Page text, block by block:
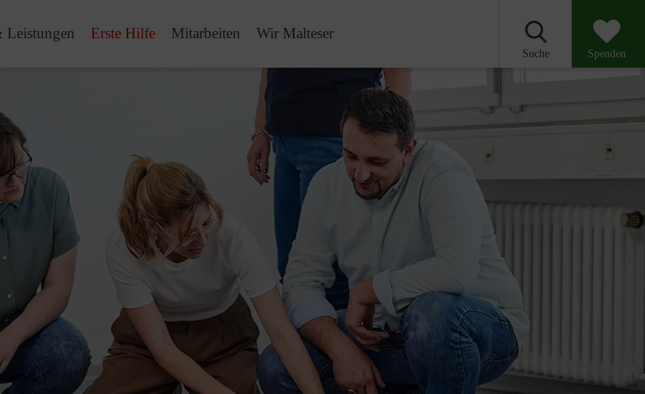
Leistungen Erste Hilfe Mitarbeiten Wir Malteser
Suche Spenden